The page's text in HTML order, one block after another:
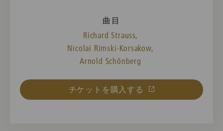
曲目
Richard Strauss,
Nicolai Rimski-Korsakow,
Arnold Schönberg
チケットを購入する